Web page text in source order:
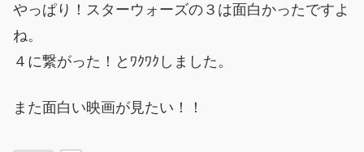
やっぱり！スターウォーズの３は面白かったですよ
ね。
４に繋がった！とﾜｸﾜｸしました。
また面白い映画が見たい！！